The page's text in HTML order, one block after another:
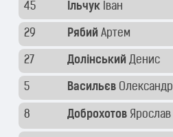
45 Ільчук Іван
29 Рябий Артем
27 Долінський Денис
5 Васильєв Олександр
8 Доброхотов Ярослав